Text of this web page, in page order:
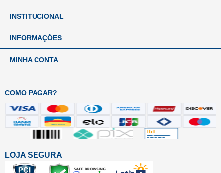
INSTITUCIONAL
INFORMAÇÕES
MINHA CONTA
COMO PAGAR?
LOJA SEGURA